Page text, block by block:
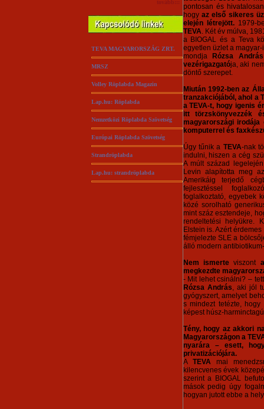
tovább:::
TEVA MAGYARORSZÁG ZRT.
MRSZ
Volley Röplabda Magazin
Lap.hu: Röplabda
Nemzetközi Röplabda Szövetség
Európai Röplabda Szövetség
Strandröplabda
Lap.hu: strandröplabda
pontosan és
hogy az első sikeres
elején létrejött.1979-
TEVA. Két év múlva,
a BIOGAL és a Teva
egyetlen üzlet a
mondja
Rózsa András
vezérigazgatója, aki
döntő szerepet.
Miután 1992-ben az
tranzakciójából, ahol a
a TEVA-t, hogy igenis
itt törzskönyvezzék
magyarországi
komputerrel és
Úgy tűnik a TEVA-nak
indulni, hiszen a cég
A múlt század
Levin alapította meg
Amerikáig terjedő
fejlesztéssel
foglalkoztató, egyebek
közé sorolható
mint száz esztendeje,
rendeltetési helyükre.
Elstein is. Azért
fémjelezte SLE a
álló modern
Nem ismerteviszont
megkezdte
- Mit lehet csinálni? –
Rózsa András, aki jól
gyógyszert, amelyet
s mindezt tetézte,
képest húsz-
Tény, hogy az akkori
Magyarországon a
nyarára – esett,
privatizációjára.
A TEVAmai
kilencvenes évek
szerint a BIOGAL
mások pedig úgy
hogyan jutott ebbe a